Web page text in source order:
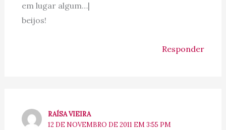
em lugar algum…|
beijos!
Responder
RAÍSA VIEIRA
12 DE NOVEMBRO DE 2011 EM 3:55 PM